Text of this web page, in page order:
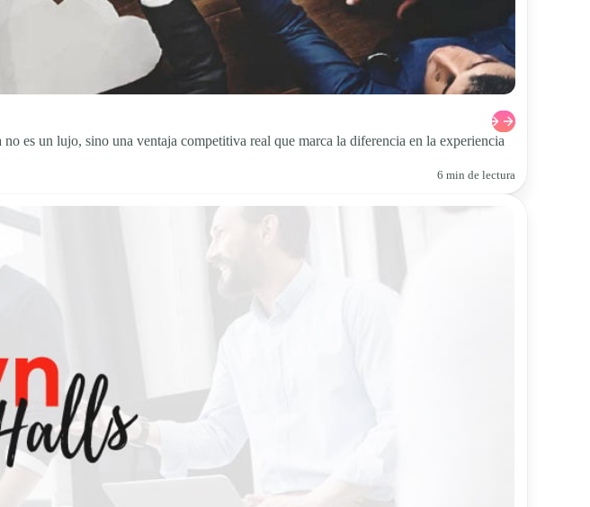
es un lujo, sino una ventaja competitiva real que marca la diferencia en la experiencia
6 min de lectura